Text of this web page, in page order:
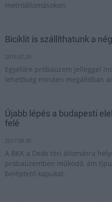
metróállomásokon.
Biciklit is szállíthatunk a
2018.07.20
Egyelőre próbaüzem jelleggel
lehetőség minden megállóban
Újabb lépés a budapesti
felé
2017.08.30
A BKK a Deák téri állomásra
próbaüzemben működő, ám
beléptető kapukat.